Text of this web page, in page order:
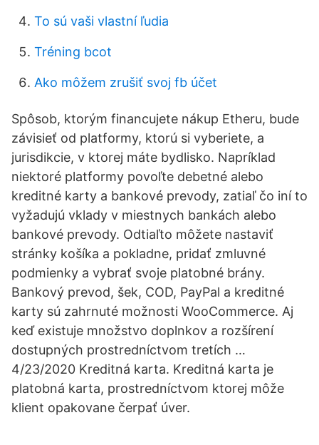
To sú vaši vlastní ľudia
Tréning bcot
Ako môžem zrušiť svoj fb účet
Spôsob, ktorým financujete nákup Etheru, bude
závisieť od platformy, ktorú si vyberiete, a
jurisdikcie, v ktorej máte bydlisko. Napríklad
niektoré platformy povoľte debetné alebo
kreditné karty a bankové prevody, zatiaľ čo iní to
vyžadujú vklady v miestnych bankách alebo
bankové prevody. Odtiaľto môžete nastaviť
stránky košíka a pokladne, pridať zmluvné
podmienky a vybrať svoje platobné brány.
Bankový prevod, šek, COD, PayPal a kreditné
karty sú zahrnuté možnosti WooCommerce. Aj
keď existuje množstvo doplnkov a rozšírení
dostupných prostredníctvom tretích …
4/23/2020 Kreditná karta. Kreditná karta je
platobná karta, prostredníctvom ktorej môže
klient opakovane čerpať úver.